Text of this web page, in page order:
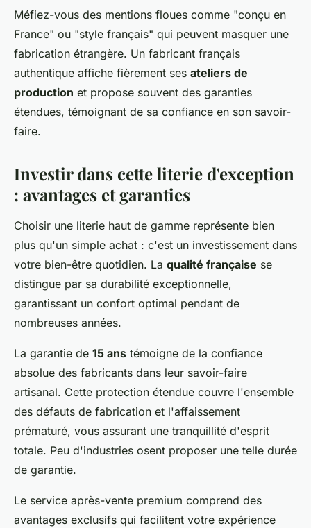
Méfiez-vous des mentions floues comme "conçu en
France" ou "style français" qui peuvent masquer une
fabrication étrangère. Un fabricant français
authentique affiche fièrement ses ateliers de
production et propose souvent des garanties
étendues, témoignant de sa confiance en son savoir-
faire.
Investir dans cette literie d'exception
: avantages et garanties
Choisir une literie haut de gamme représente bien
plus qu'un simple achat : c'est un investissement dans
votre bien-être quotidien. La qualité française se
distingue par sa durabilité exceptionnelle,
garantissant un confort optimal pendant de
nombreuses années.
La garantie de 15 ans témoigne de la confiance
absolue des fabricants dans leur savoir-faire
artisanal. Cette protection étendue couvre l'ensemble
des défauts de fabrication et l'affaissement
prématuré, vous assurant une tranquillité d'esprit
totale. Peu d'industries osent proposer une telle durée
de garantie.
Le service après-vente premium comprend des
avantages exclusifs qui facilitent votre expérience